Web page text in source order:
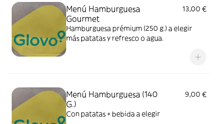
Menú Hamburguesa
Gourmet
13,00 €
Hamburguesa prémium (250 g.) a elegir
más patatas y refresco o agua.
Menú Hamburguesa (140
G.)
9,00 €
Con patatas + bebida a elegir